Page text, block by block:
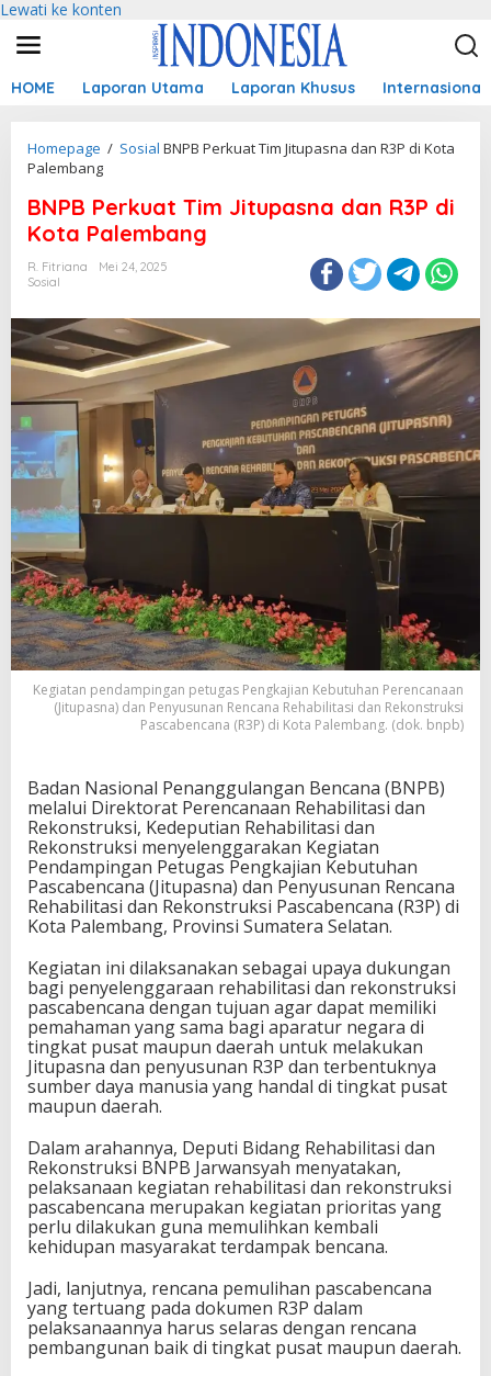
Lewati ke konten
HOME Laporan Utama Laporan Khusus Internasional
Homepage / Sosial BNPB Perkuat Tim Jitupasna dan R3P di Kota
Palembang
BNPB Perkuat Tim Jitupasna dan R3P di
Kota Palembang
R. Fitriana
Mei 24, 2025
Sosial
Kegiatan pendampingan petugas Pengkajian Kebutuhan Perencanaan
(Jitupasna) dan Penyusunan Rencana Rehabilitasi dan Rekonstruksi
Pascabencana (R3P) di Kota Palembang. (dok. bnpb)
Badan Nasional Penanggulangan Bencana (BNPB)
melalui Direktorat Perencanaan Rehabilitasi dan
Rekonstruksi, Kedeputian Rehabilitasi dan
Rekonstruksi menyelenggarakan Kegiatan
Pendampingan Petugas Pengkajian Kebutuhan
Pascabencana (Jitupasna) dan Penyusunan Rencana
Rehabilitasi dan Rekonstruksi Pascabencana (R3P) di
Kota Palembang, Provinsi Sumatera Selatan.
Kegiatan ini dilaksanakan sebagai upaya dukungan
bagi penyelenggaraan rehabilitasi dan rekonstruksi
pascabencana dengan tujuan agar dapat memiliki
pemahaman yang sama bagi aparatur negara di
tingkat pusat maupun daerah untuk melakukan
Jitupasna dan penyusunan R3P dan terbentuknya
sumber daya manusia yang handal di tingkat pusat
maupun daerah.
Dalam arahannya, Deputi Bidang Rehabilitasi dan
Rekonstruksi BNPB Jarwansyah menyatakan,
pelaksanaan kegiatan rehabilitasi dan rekonstruksi
pascabencana merupakan kegiatan prioritas yang
perlu dilakukan guna memulihkan kembali
kehidupan masyarakat terdampak bencana.
Jadi, lanjutnya, rencana pemulihan pascabencana
yang tertuang pada dokumen R3P dalam
pelaksanaannya harus selaras dengan rencana
pembangunan baik di tingkat pusat maupun daerah.